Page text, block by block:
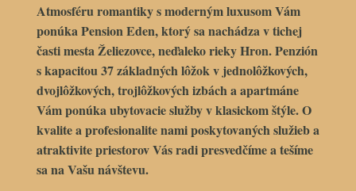
Atmosféru romantiky s moderným luxusom Vám
ponúkaPension Eden, ktorý sa nachádza v tichej
časti mestaŽeliezovce, neďaleko rieky Hron. Penzión
s kapacitou 37 základných lôžok v jednolôžkových,
dvojlôžkových, trojlôžkových izbách a apartmáne
Vám ponúka ubytovacie služby v klasickom štýle. O
kvalite a profesionalite nami poskytovaných služieb a
atraktivite priestorov Vás radi presvedčíme a tešíme
sa na Vašu návštevu.